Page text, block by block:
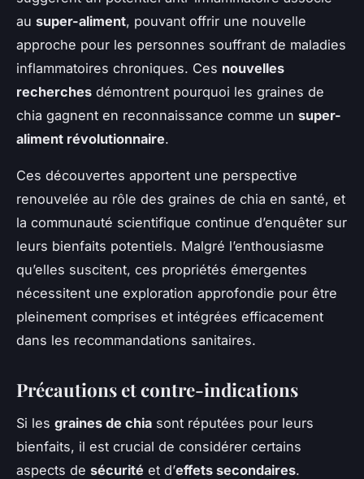
au super-aliment, pouvant offrir une nouvelle
approche pour les personnes souffrant de maladies
inflammatoires chroniques. Ces nouvelles
recherches démontrent pourquoi les graines de
chia gagnent en reconnaissance comme un super-
aliment révolutionnaire.
Ces découvertes apportent une perspective
renouvelée au rôle des graines de chia en santé, et
la communauté scientifique continue d’enquêter sur
leurs bienfaits potentiels. Malgré l’enthousiasme
qu’elles suscitent, ces propriétés émergentes
nécessitent une exploration approfondie pour être
pleinement comprises et intégrées efficacement
dans les recommandations sanitaires.
Précautions et contre-indications
Si les graines de chia sont réputées pour leurs
bienfaits, il est crucial de considérer certains
aspects de sécurité et d’effets secondaires.